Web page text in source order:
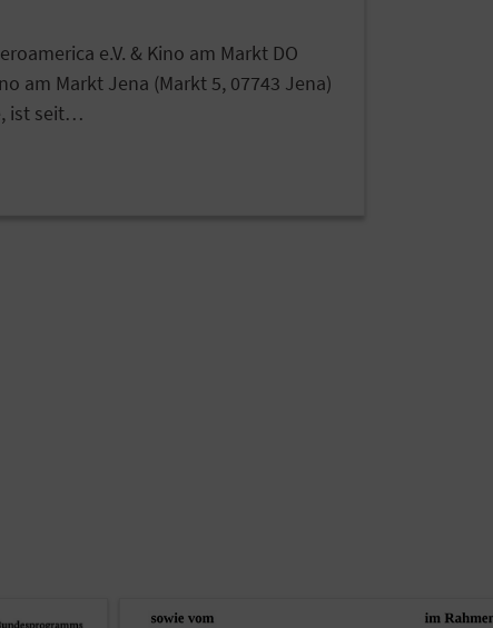
e.V. & Kino am Markt DO
am Markt Jena (Markt 5, 07743 Jena)
ist seit…